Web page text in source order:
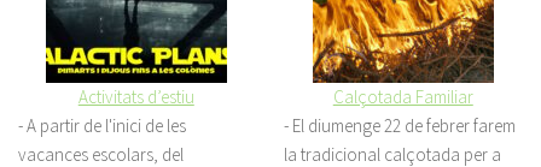
Activitats d’estiu
-A partir de l'inici de les
vacances escolars, del
Calçotada Familiar
- El diumenge 22 de febrer farem
la tradicional calçotada per a